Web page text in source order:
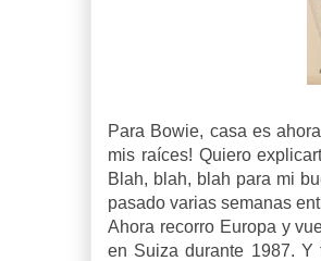
Para Bowie, casa es
mis raíces! Quiero
Blah, blah, blah para mi
pasado varias semanas
Ahora recorro Europa y
en Suiza durante 1987.